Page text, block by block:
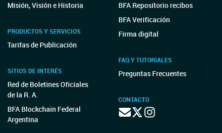
Misión, Visión e Historia
PRODUCTOS Y SERVICIOS
Tarifas de Publicación
SITIOS DE INTERÉS
Red de Boletines Oficiales
de la R. A.
BFA Blockchain Federal
Argentina
BFA Repositorio recibos
BFA Verificación
Firma digital
FAQ Y TUTORIALES
Preguntas Frecuentes
CONTACTO